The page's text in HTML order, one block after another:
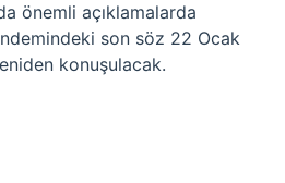
önemli açıklamalarda
son söz 22 Ocak
konuşulacak.